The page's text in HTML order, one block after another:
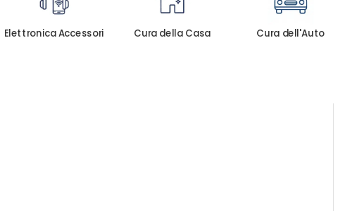
Elettronica Accessori Cura della Casa Cura dell'Auto